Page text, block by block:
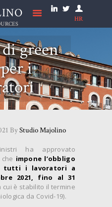
HR
green
i
ByStudio Majolino
ha approvato
impone l’obbligo
tutti i lavoratori a
2021,
fino al 31
cui è stabilito il termine
da Covid-19).